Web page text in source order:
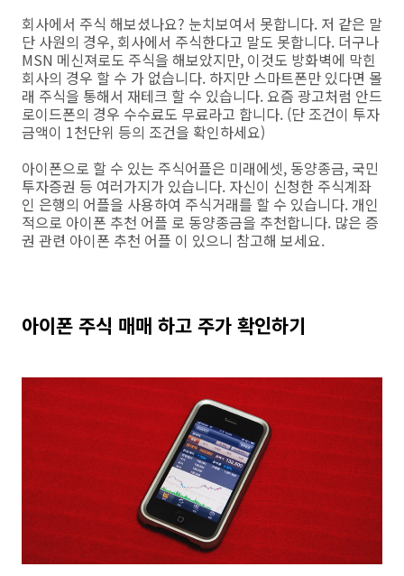
회사에서 주식 해보셨나요? 눈치보여서 못합니다. 저 같은 말
단 사원의 경우, 회사에서 주식한다고 말도 못합니다. 더구나
MSN 메신져로도 주식을 해보았지만, 이것도 방화벽에 막힌
회사의 경우 할 수 가 없습니다. 하지만 스마트폰만 있다면 몰
래 주식을 통해서 재테크 할 수 있습니다. 요즘 광고처럼 안드
로이드폰의 경우 수수료도 무료라고 합니다. (단 조건이 투자
금액이 1천단위 등의 조건을 확인하세요)
아이폰으로 할 수 있는 주식어플은 미래에셋, 동양종금, 국민
투자증권 등 여러가지가 있습니다. 자신이 신청한 주식계좌
인 은행의 어플을 사용하여 주식거래를 할 수 있습니다. 개인
적으로 아이폰 추천 어플 로 동양종금을 추천합니다. 많은 증
권 관련 아이폰 추천 어플 이 있으니 참고해 보세요.
아이폰 주식 매매 하고 주가 확인하기